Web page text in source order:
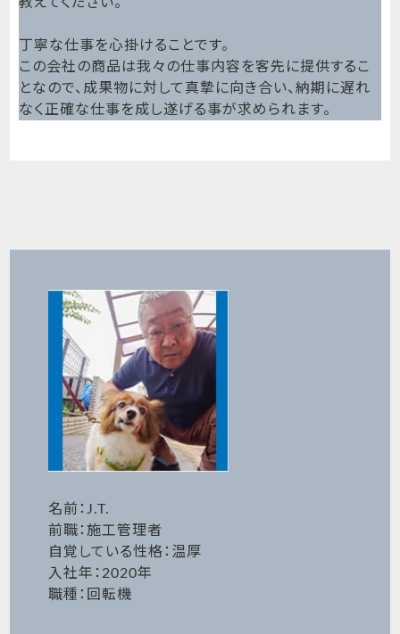
丁寧な仕事を心掛けることです。
この会社の商品は我々の仕事内容を客先に提供するこ
となので、成果物に対して真摯に向き合い、納期に遅れ
なく正確な仕事を成し遂げる事が求められます。
名前：J.T.
前職：施工管理者
自覚している性格：温厚
入社年：2020年
職種：回転機